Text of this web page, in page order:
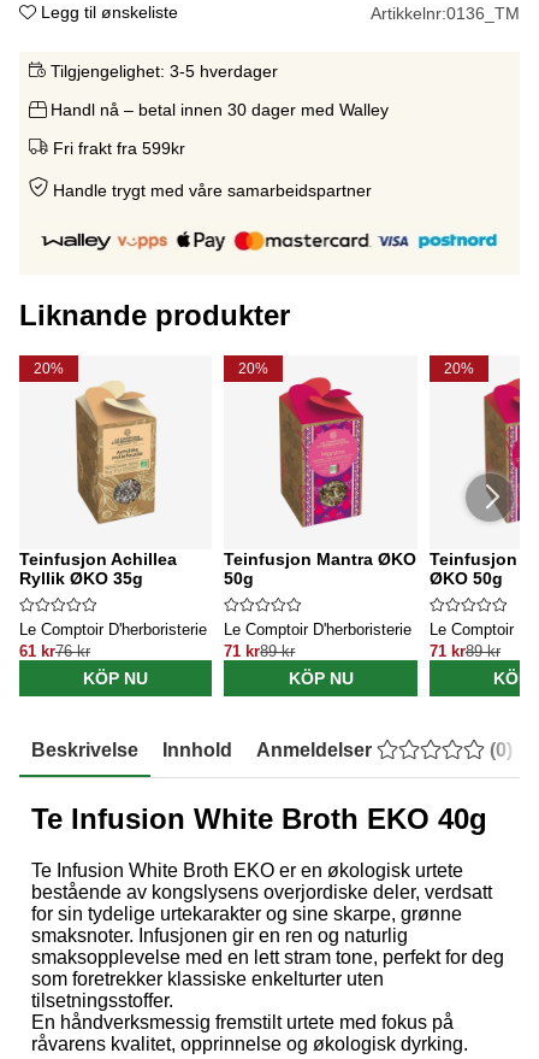
Legg til ønskeliste Artikkelnr:0136_TM
Tilgjengelighet: 3-5 hverdager
Handl nå – betal innen 30 dager med Walley
Fri frakt fra 599kr
Handle trygt med våre samarbeidspartner
Liknande produkter
20%
Teinfusjon Achillea
Ryllik ØKO 35g
Le Comptoir D'herboristerie
61 kr76 kr
KÖP NU
20%
Teinfusjon Mantra ØKO
50g
Le Comptoir D'herboristerie
71 kr89 kr
KÖP NU
20%
Teinfusjon
ØKO 50g
Le Comptoir
71 kr89 kr
KÖP
Beskrivelse Innhold Anmeldelser (0)
Te Infusion White Broth EKO 40g
Te Infusion White Broth EKO er en økologisk urtete
bestående av kongslysens overjordiske deler, verdsatt
for sin tydelige urtekarakter og sine skarpe, grønne
smaksnoter. Infusjonen gir en ren og naturlig
smaksopplevelse med en lett stram tone, perfekt for deg
som foretrekker klassiske enkelturter uten
tilsetningsstoffer.
En håndverksmessig fremstilt urtete med fokus på
råvarens kvalitet, opprinnelse og økologisk dyrking.